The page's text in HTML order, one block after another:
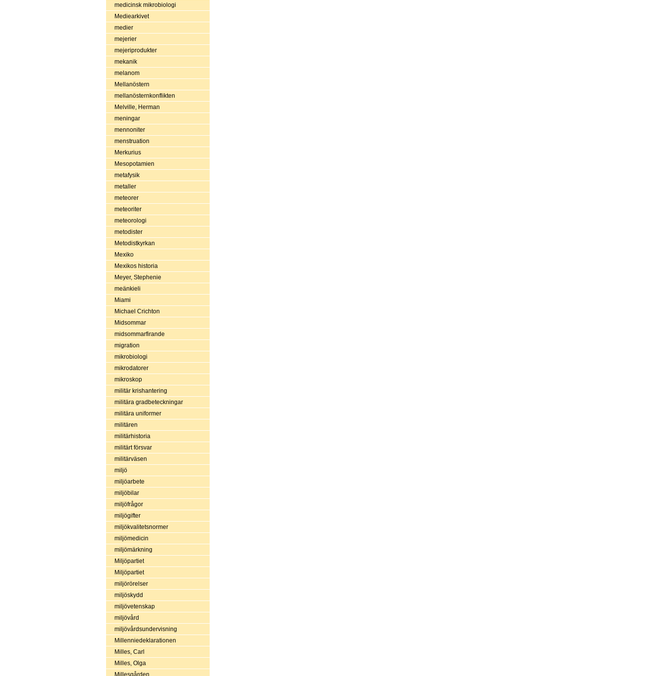
medicinsk mikrobiologi
Mediearkivet
medier
mejerier
mejeriprodukter
mekanik
melanom
Mellanöstern
mellanösternkonflikten
Melville, Herman
meningar
mennoniter
menstruation
Merkurius
Mesopotamien
metafysik
metaller
meteorer
meteoriter
meteorologi
metodister
Metodistkyrkan
Mexiko
Mexikos historia
Meyer, Stephenie
meänkieli
Miami
Michael Crichton
Midsommar
midsommarfirande
migration
mikrobiologi
mikrodatorer
mikroskop
militär krishantering
militära gradbeteckningar
militära uniformer
militären
militärhistoria
militärt försvar
militärväsen
miljö
miljöarbete
miljöbilar
miljöfrågor
miljögifter
miljökvalitetsnormer
miljömedicin
miljömärkning
Miljöpartiet
Miljöpartiet
miljörörelser
miljöskydd
miljövetenskap
miljövård
miljövårdsundervisning
Millenniedeklarationen
Milles, Carl
Milles, Olga
Millesgården